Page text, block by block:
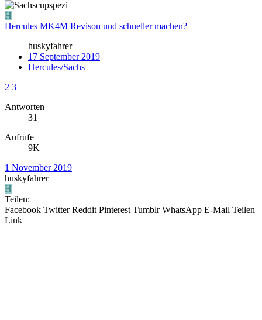
H
Hercules MK4M Revison und schneller machen?
huskyfahrer
17 September 2019
Hercules/Sachs
2 3
Antworten
31
Aufrufe
9K
1 November 2019
huskyfahrer
H
Teilen:
Facebook Twitter Reddit Pinterest Tumblr WhatsApp E-Mail Teilen
Link